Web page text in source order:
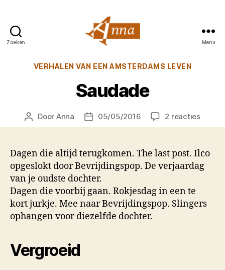
Zoeken
van
Menu
Categorieën
VERHALEN VAN EEN AMSTERDAMS LEVEN
Saudade
Berichtauteur
Door Anna Berichtdatum
05/05/2016 2 reactiesop
Dagen die altijd terugkomen. The last post. Ilco
opgeslokt door Bevrijdingspop. De verjaardag
van je oudste dochter.
Dagen die voorbij gaan. Rokjesdag in een te
kort jurkje. Mee naar Bevrijdingspop. Slingers
ophangen voor diezelfde dochter.
Vergroeid